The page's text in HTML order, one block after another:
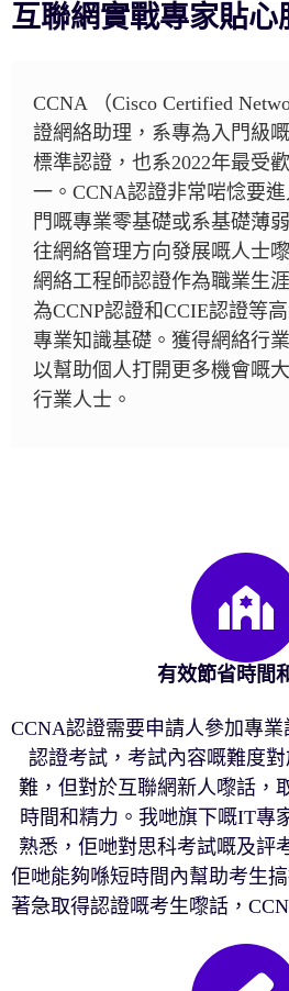
互聯網實戰專家貼心
CCNA （Cisco Certified
證網絡助理，系專為入門級
標準認證，也系2022年最受
一。CCNA認證非常啱惗要
門嘅專業零基礎或系基礎薄
往網絡管理方向發展嘅人士
網絡工程師認證作為職業生
為CCNP認證和CCIE認證等
專業知識基礎。獲得網絡行
以幫助個人打開更多機會嘅
行業人士。
有效節省時間
CCNA認證需要申請人參加專
認證考試，考試內容嘅難度
難，但對於互聯網新人嚟話，
時間和精力。我哋旗下嘅IT專
熟悉，佢哋對思科考試嘅及評
佢哋能夠喺短時間內幫助考生
著急取得認證嘅考生嚟話，